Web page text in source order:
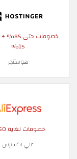
خصومات
15%
هوستنجر
خصومات لغاية 50%
علي اكسبرس